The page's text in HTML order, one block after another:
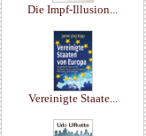
Die Impf-Illusion...
Vereinigte Staate...